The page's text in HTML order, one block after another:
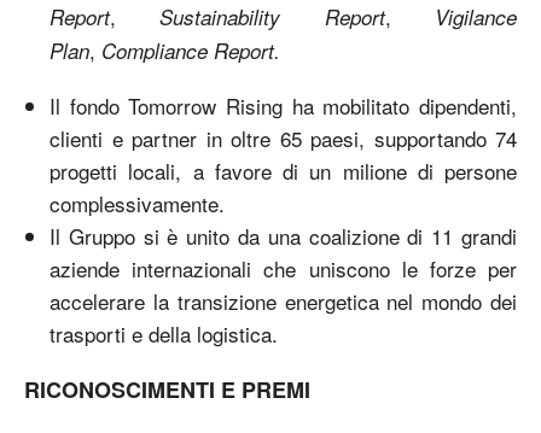
Report,Sustainability Report,
Vigilance
Plan, Compliance Report.
Il fondo Tomorrow Rising ha mobilitato dipendenti,
clienti e partner in oltre 65 paesi, supportando 74
progetti locali, a favore di un milione di persone
complessivamente.
Il Gruppo si è unito da una coalizione di 11 grandi
aziende internazionali che uniscono le forze per
accelerare la transizione energetica nel mondo dei
trasporti e della logistica.
RICONOSCIMENTI E PREMI